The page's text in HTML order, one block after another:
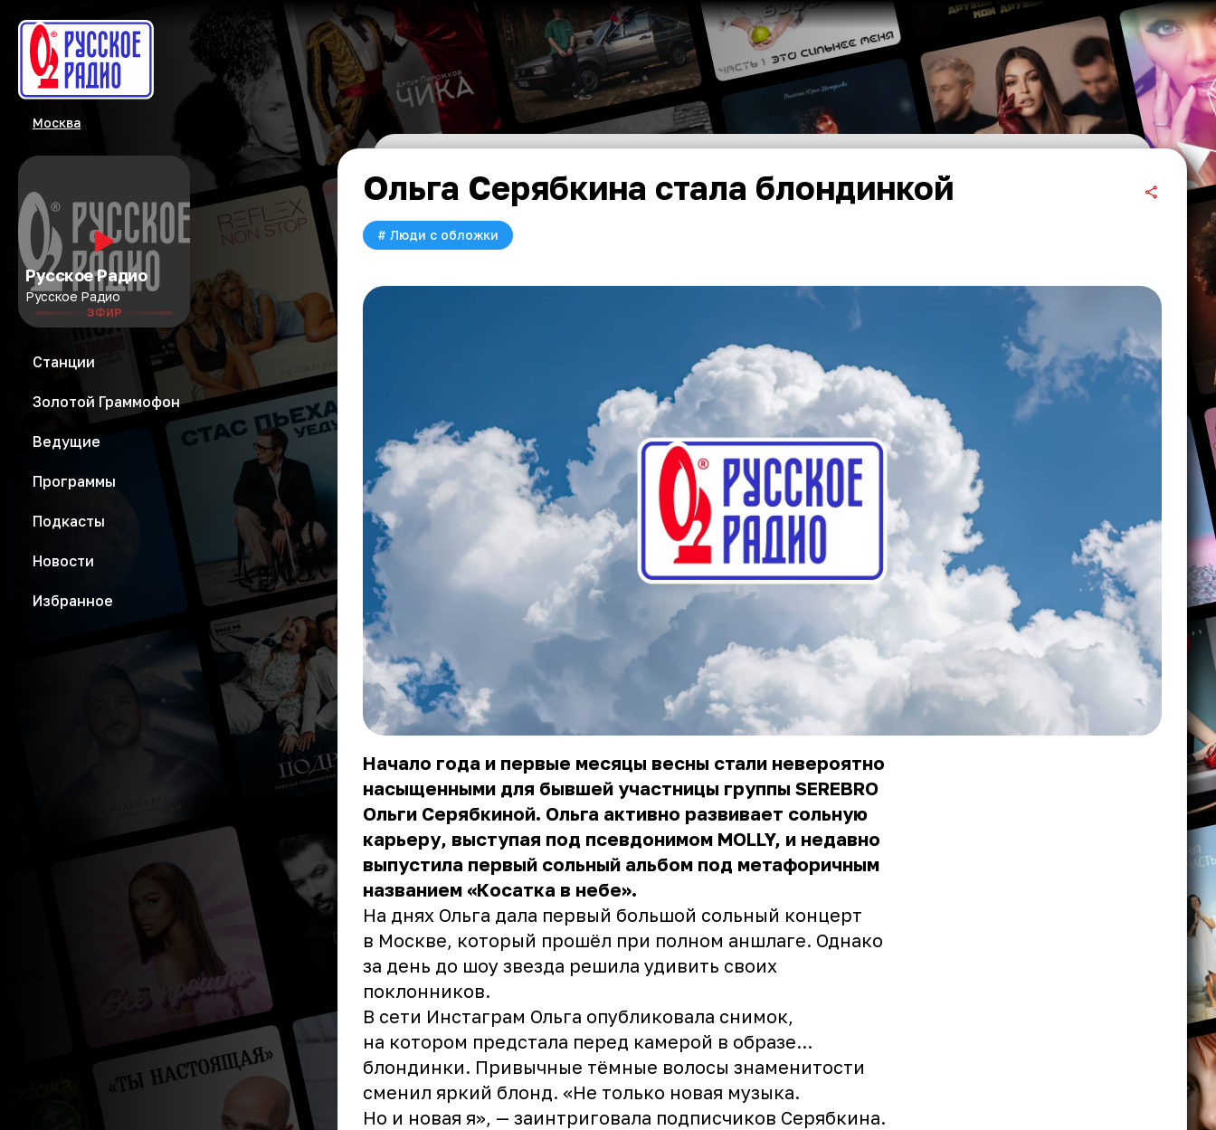
Москва
Русское Радио
Русское Радио
ЭФИР
Станции
Золотой Граммофон
Ведущие
Программы
Подкасты
Новости
Избранное
Ольга Серябкина стала блондинкой
# Люди с обложки
Начало года и первые месяцы весны стали невероятно
насыщенными для бывшей участницы группы SEREBRO
Ольги Серябкиной. Ольга активно развивает сольную
карьеру, выступая под псевдонимом MOLLY, и недавно
выпустила первый сольный альбом под метафоричным
названием «Косатка в небе».
На днях Ольга дала первый большой сольный концерт
в Москве, который прошёл при полном аншлаге. Однако
за день до шоу звезда решила удивить своих
поклонников.
В сети Инстаграм Ольга опубликовала снимок,
на котором предстала перед камерой в образе...
блондинки. Привычные тёмные волосы знаменитости
сменил яркий блонд. «Не только новая музыка.
Но и новая я», — заинтриговала подписчиков Серябкина.